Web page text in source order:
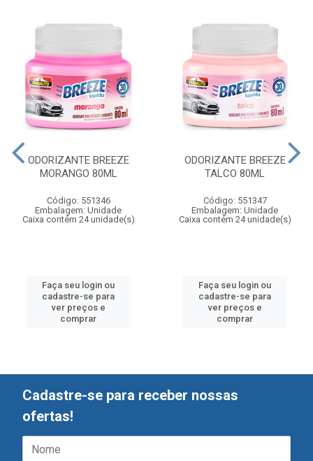
ODORIZANTE BREEZE
MORANGO 80ML
Código: 551346
Embalagem: Unidade
Caixa contém 24 unidade(s)
Faça seu login ou
cadastre-se para
ver preços e
comprar
ODORIZANTE BREEZE
TALCO 80ML
Código: 551347
Embalagem: Unidade
Caixa contém 24 unidade(s)
Faça seu login ou
cadastre-se para
ver preços e
comprar
Cadastre-se para receber nossas
ofertas!